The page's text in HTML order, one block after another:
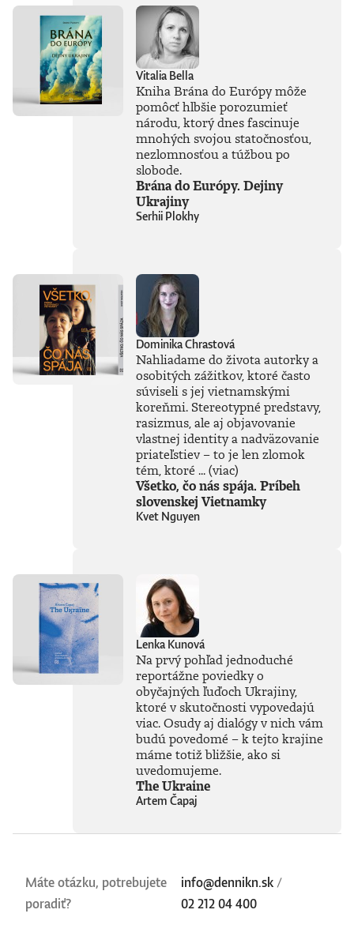
lodiarstva.Britský
historik a komik
Paul Coulter si
posvietil na kľúčové
postavy a udalosti
posledných dvoch
tisícročí. Za
nablýskanou
fasádou moci a
egom božských
rozmerov – či išlo o
Kleopatru, alebo o
tragédiu Titanicu –
sa totiž často
skrývali až príliš
Prichádza dejepis,
ktorý vás bude
baviť: hitparáda
katastrofálnych
rozhodnutí,
pomýleného
hrdinstva a totálnej
straty súdnosti.
Autor rozpráva
príbehy, ktoré
formovali náš svet
a mali priam
neuveriteľné
následky. Napokon,
človeku sa hneď
lepšie zaspáva s
vedomím, že nech
už dnes pokazil
ešte oveľa
ukážkovejšie.Knihu
preložil Igor
Otčenáš.Prečítajte
si ukážku z
knihy.Paul Coulter
je britský
spisovateľ, komik a
historik, ktorého
kritikmi oceňované
živé vystúpenie Päť
omylov, ktoré
zmenili dejiny sa
stalo hitom a dva
roky po sebe bolo
vypredané na
Adelaide Fringe.
mimoriadne
obľúbili a webová
Vitalia Bella
Kniha Brána do Európy môže
pomôcť hlbšie porozumieť
národu, ktorý dnes fascinuje
mnohých svojou statočnosťou,
nezlomnosťou a túžbou po
slobode.
Brána do Európy. Dejiny
Ukrajiny
Serhii Plokhy
Dominika Chrastová
Nahliadame do života autorky a
osobitých zážitkov, ktoré často
súviseli s jej vietnamskými
koreňmi. Stereotypné predstavy,
rasizmus, ale aj objavovanie
vlastnej identity a nadväzovanie
priateľstiev – to je len zlomok
tém, ktoré ...(viac)
Všetko, čo nás spája. Príbeh
slovenskej Vietnamky
Kvet Nguyen
Lenka Kunová
Na prvý pohľad jednoduché
reportážne poviedky o
obyčajných ľuďoch Ukrajiny,
ktoré v skutočnosti vypovedajú
viac. Osudy aj dialógy v nich vám
budú povedomé – k tejto krajine
máme totiž bližšie, ako si
uvedomujeme.
The Ukraine
Artem Čapaj
Máte otázku, potrebujete
poradiť?
info@dennikn.sk /
02 212 04 400